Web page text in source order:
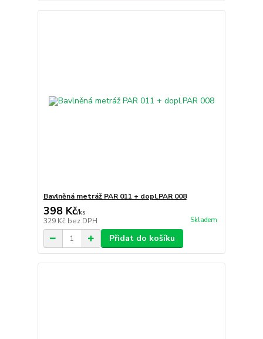
Bavlněná metráž PAR 011 + dopl.PAR 008
398 Kč/ks
329 Kč bez DPH Skladem
Přidat do košíku